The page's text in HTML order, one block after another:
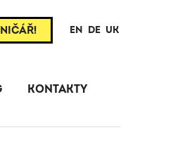
EN DE UK
KONTAKTY